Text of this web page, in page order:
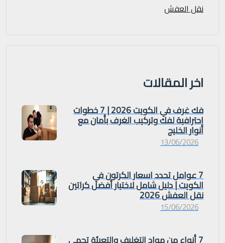
نقل العفش
اخر المقالات
فك غرف في الكويت 2026 | 7 خطوات
احترافية لفك وتركيب الغرف بأمان مع
أنوار الخليج
13/06/2026
7 عوامل تحدد اسعار الكرتون في
الكويت | دليل شامل لاختيار أفضل كراتين
نقل العفش 2026
15/06/2026
7 أنواع من مواد التغليف والتعبئة تحمي